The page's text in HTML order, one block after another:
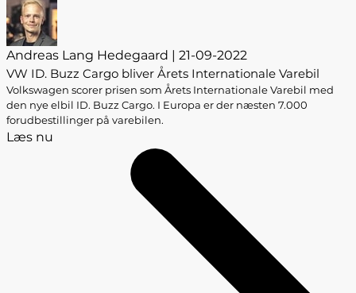
Andreas Lang Hedegaard | 21-09-2022
VW ID. Buzz Cargo bliver Årets Internationale Varebil
Volkswagen scorer prisen som Årets Internationale Varebil med
den nye elbil ID. Buzz Cargo. I Europa er der næsten 7.000
forudbestillinger på varebilen.
Læs nu